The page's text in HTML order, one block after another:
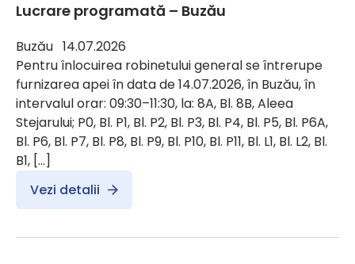
Lucrare programată – Buzău
Buzău 14.07.2026
Pentru înlocuirea robinetului general se întrerupe
furnizarea apei în data de 14.07.2026, în Buzău, în
intervalul orar: 09:30–11:30, la: 8A, Bl. 8B, Aleea
Stejarului; P0, Bl. P1, Bl. P2, Bl. P3, Bl. P4, Bl. P5, Bl. P6A,
Bl. P6, Bl. P7, Bl. P8, Bl. P9, Bl. P10, Bl. P11, Bl. L1, Bl. L2, Bl.
B1, […]
Vezi detalii